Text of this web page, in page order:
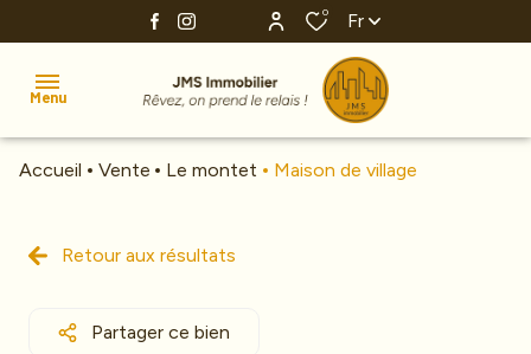
0 Fr
Menu
Ventes
Investissement
Accueil Vente Le montet Maison de village
Retour aux résultats
Partager ce bien